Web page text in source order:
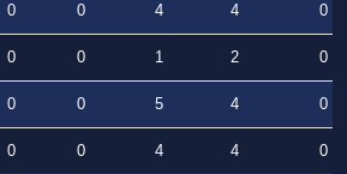
0 0 4 4
0
0 0 1 2
0
0 0 5 4
0
0 0 4 4
0